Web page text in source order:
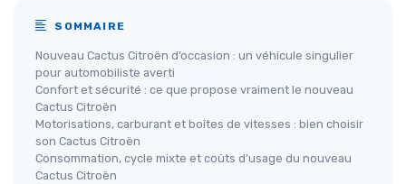
SOMMAIRE
Nouveau Cactus Citroën d’occasion : un véhicule singulier
pour automobiliste averti
Confort et sécurité : ce que propose vraiment le nouveau
Cactus Citroën
Motorisations, carburant et boîtes de vitesses : bien choisir
son Cactus Citroën
Consommation, cycle mixte et coûts d’usage du nouveau
Cactus Citroën